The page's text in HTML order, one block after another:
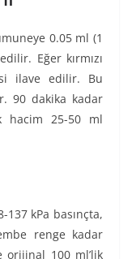
0.05 ml (1
Eğer kırmızı
ilave edilir. Bu
90 dakika kadar
hacim 25-50 ml
kPa basınçta,
renge kadar
100 ml’lik